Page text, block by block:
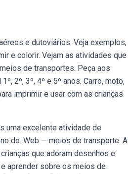
e dutoviários. Veja exemplos,
e colorir. Vejam as atividades que
de transportes. Peça aos
2º, 3º, 4º e 5º anos. Carro, moto,
imprimir e usar com as crianças
uma excelente atividade de
do. Web — meios de transporte. A
que adoram desenhos e
aprender sobre os meios de